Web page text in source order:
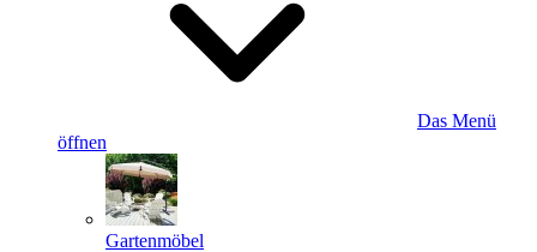
Das Menü
öffnen
Gartenmöbel